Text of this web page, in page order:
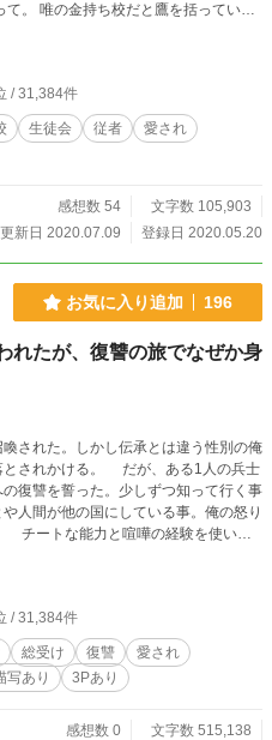
、大体1-3日おきになります。もう1
交互に更新していきますので、基本不
お待ちしております。
/ 31,384件
生徒会 従者
愛され
感想数 54
文字数 105,903
新日 2020.07.09
登録日 2020.05.20
お気に入り追加 196
れたが、復讐の旅でなぜか身
された。しかし伝承とは違う性別の俺
とされかける。 だが、ある1人の兵士
復讐を誓った。少しずつ知って行く事
人間が他の国にしている事。俺の怒り
た人間に恨みがある他種族を仲間にす
はお気
/ 31,384件
総受け 復讐
愛され
写あり 3Pあり
感想数 0
文字数 515,138